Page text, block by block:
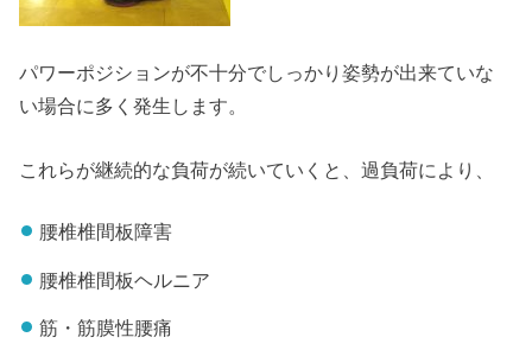
パワーポジションが不十分でしっかり姿勢が出来ていな
い場合に多く発生します。
これらが継続的な負荷が続いていくと、過負荷により、
腰椎椎間板障害
腰椎椎間板ヘルニア
筋・筋膜性腰痛